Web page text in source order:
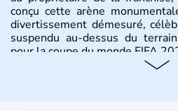
conçu cette arène
divertissement démesuré,
suspendu au-dessus du
pour la coupe du monde FIFA